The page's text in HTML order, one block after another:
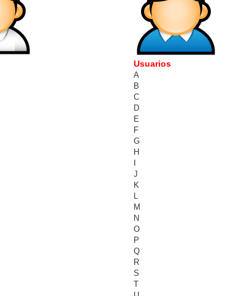
Usuarios
A
B
C
D
E
F
G
H
J
K
L
M
N
O
P
Q
R
S
T